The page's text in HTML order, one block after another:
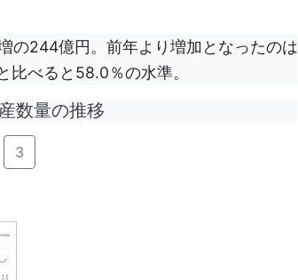
の244億円。前年より増加となったのは
べると58.0％の水準。
数量の推移
3